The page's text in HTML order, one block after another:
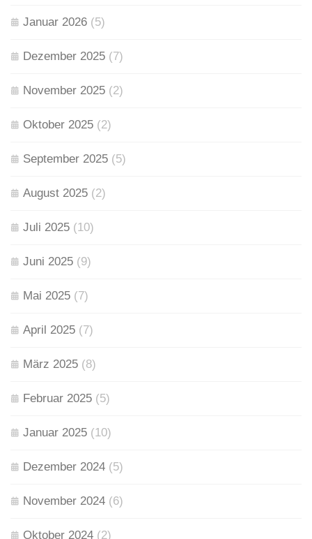
Januar 2026 (5)
Dezember 2025 (7)
November 2025 (2)
Oktober 2025 (2)
September 2025 (5)
August 2025 (2)
Juli 2025 (10)
Juni 2025 (9)
Mai 2025 (7)
April 2025 (7)
März 2025 (8)
Februar 2025 (5)
Januar 2025 (10)
Dezember 2024 (5)
November 2024 (6)
Oktober 2024 (2)